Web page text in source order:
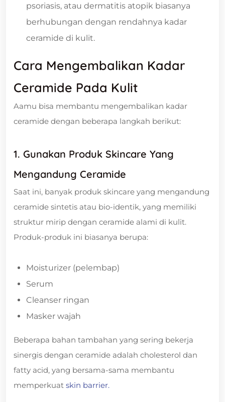
psoriasis, atau dermatitis atopik biasanya
berhubungan dengan rendahnya kadar
ceramide di kulit.
Cara Mengembalikan Kadar
Ceramide Pada Kulit
Aamu bisa membantu mengembalikan kadar
ceramide dengan beberapa langkah berikut:
1. Gunakan Produk Skincare Yang
Mengandung Ceramide
Saat ini, banyak produk skincare yang mengandung
ceramide sintetis atau bio-identik, yang memiliki
struktur mirip dengan ceramide alami di kulit.
Produk-produk ini biasanya berupa:
Moisturizer (pelembap)
Serum
Cleanser ringan
Masker wajah
Beberapa bahan tambahan yang sering bekerja
sinergis dengan ceramide adalah cholesterol dan
fatty acid, yang bersama-sama membantu
memperkuat skin barrier.